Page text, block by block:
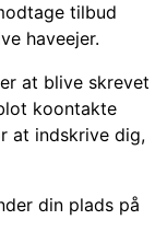
tilbud
haveejer.
at blive skrevet
koontakte
at indskrive dig,
din plads på